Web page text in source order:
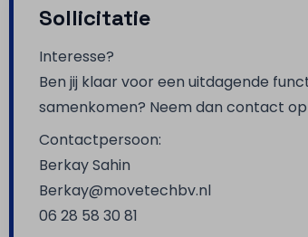
Sollicitatie
Interesse?
Ben jij klaar voor een uitdagende
samenkomen? Neem dan contact
Contactpersoon:
Berkay Sahin
Berkay@movetechbv.nl
06 28 58 30 81